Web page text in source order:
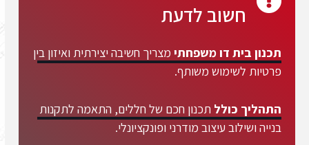
חשוב לדעת
תכנון בית דו משפחתי מצריך חשיבה יצירתית ואיזון בין
פרטיות לשימוש משותף.
התהליך כולל תכנון חכם של חללים, התאמה לתקנות
בנייה ושילוב עיצוב מודרני ופונקציונלי.